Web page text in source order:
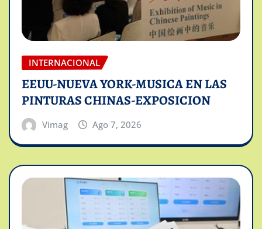
INTERNACIONAL
EEUU-NUEVA YORK-MUSICA EN LAS
PINTURAS CHINAS-EXPOSICION
Vimag Ago 7, 2026